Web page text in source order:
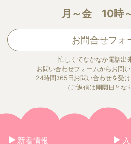
月～金 10時
お問合せフォ
忙しくてなかなか電話出
お問い合わせフォームからお問い
24時間365日お問い合わせを受け
（ご返信は開園日とな
新着情報